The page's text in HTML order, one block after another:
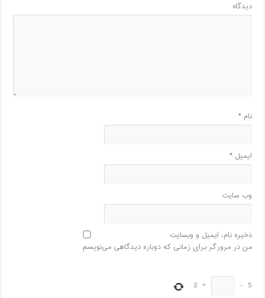
دیدگاه
نام *
ایمیل *
وب‌ سایت
ذخیره نام، ایمیل و وبسایت
من در مرورگر برای زمانی که دوباره دیدگاهی می‌نویسم.
5
−
=
2